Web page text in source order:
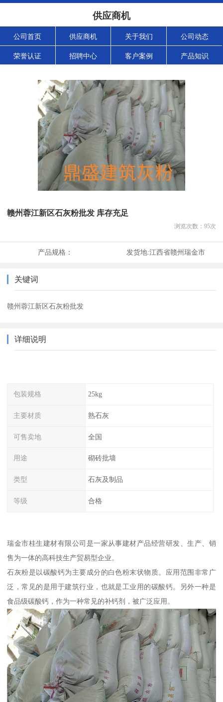
供应商机
公司首页 供应商机 关于我们 公司动态
荣誉认证 招聘中心 客户案例 产品知识
赣州蓉江新区石灰粉批发 库存充足
浏览次数： 95次
产品规格： 发货地:江西省赣州瑞金市
关键词
赣州蓉江新区石灰粉批发
详细说明
包装规格 25kg
主要材质 熟石灰
可售卖地 全国
用途 砌砖批墙
类型 石灰及制品
等级 合格
瑞金市桂生建材有限公司是一家从事建材产品经营研发、生产、销
售为一体的高科技生产贸易型企业。
石灰粉是以碳酸钙为主要成分的白色粉末状物质。应用范围非常广
泛，常见的是用于建筑行业，也就是工业用的碳酸钙。另外一种是
食品级碳酸钙，作为一种常见的补钙剂，被广泛应用。